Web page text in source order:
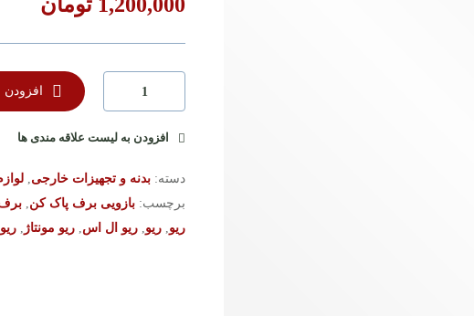
1,200,000 تومان
افزودن به لیست علاقه مندی ها
دسته: بدنه و تجهیزات خارجی,
برچسب: بازویی برف پاک کن,
ریو, ریو, ریو ال اس, ریو مونتاژ ,